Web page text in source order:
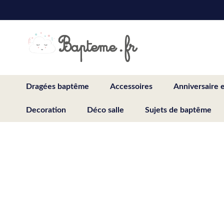
to
Dragées baptême Accessoires Anniversaire
Decoration Déco salle Sujets de baptême